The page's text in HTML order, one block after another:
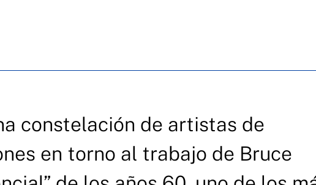
constelación de artistas de
en torno al trabajo de Bruce